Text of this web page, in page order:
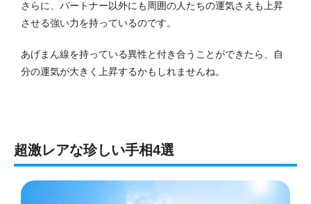
さらに、パートナー以外にも周囲の人たちの運気さえも上昇
させる強い力を持っているのです。
あげまん線を持っている異性と付き合うことができたら、自
分の運気が大きく上昇するかもしれませんね。
超激レアな珍しい手相4選